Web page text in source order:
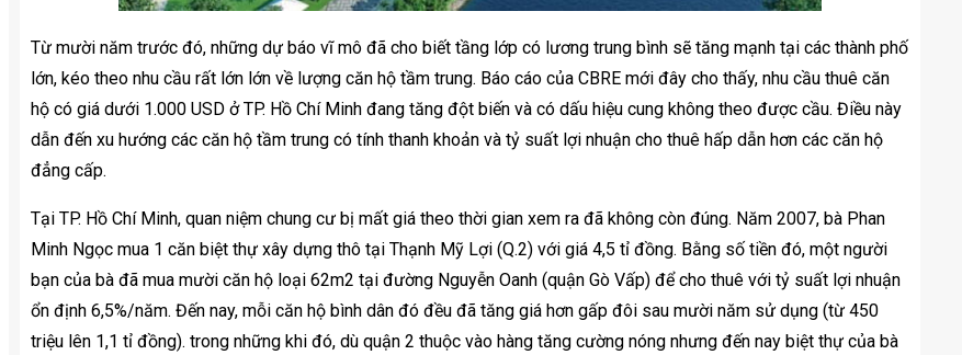
Từ mười năm trước đó, những dự báo vĩ mô đã cho biết tầng lớp có lương trung bình sẽ tăng mạnh tại các thành phố
lớn, kéo theo nhu cầu rất lớn lớn về lượng căn hộ tầm trung. Báo cáo của CBRE mới đây cho thấy, nhu cầu thuê căn
hộ có giá dưới 1.000 USD ở TP. Hồ Chí Minh đang tăng đột biến và có dấu hiệu cung không theo được cầu. Điều này
dẫn đến xu hướng các căn hộ tầm trung có tính thanh khoản và tỷ suất lợi nhuận cho thuê hấp dẫn hơn các căn hộ
đẳng cấp.
Tại TP. Hồ Chí Minh, quan niệm chung cư bị mất giá theo thời gian xem ra đã không còn đúng. Năm 2007, bà Phan
Minh Ngọc mua 1 căn biệt thự xây dựng thô tại Thạnh Mỹ Lợi (Q.2) với giá 4,5 tỉ đồng. Bằng số tiền đó, một người
bạn của bà đã mua mười căn hộ loại 62m2 tại đường Nguyễn Oanh (quận Gò Vấp) để cho thuê với tỷ suất lợi nhuận
ổn định 6,5%/năm. Đến nay, mỗi căn hộ bình dân đó đều đã tăng giá hơn gấp đôi sau mười năm sử dụng (từ 450
triệu lên 1,1 tỉ đồng). trong những khi đó, dù quận 2 thuộc vào hàng tăng cường nóng nhưng đến nay biệt thự của bà